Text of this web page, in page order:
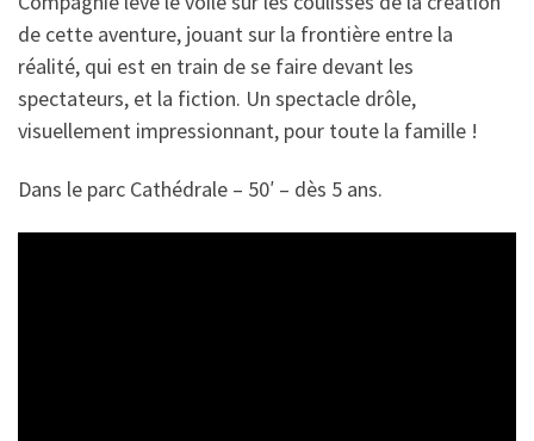
de cette aventure, jouant sur la frontière entre la
réalité, qui est en train de se faire devant les
spectateurs, et la fiction. Un spectacle drôle,
visuellement impressionnant, pour toute la famille !
Dans le parc Cathédrale – 50′ – dès 5 ans.